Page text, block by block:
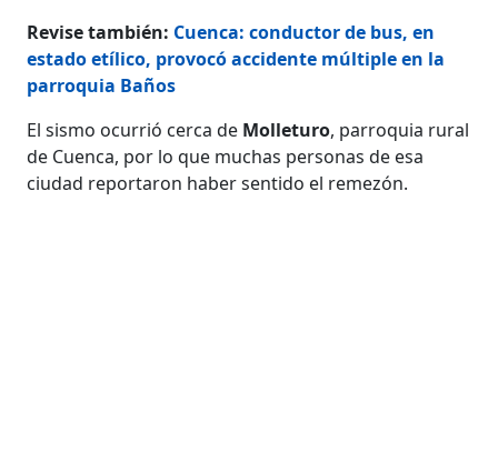
Revise también: Cuenca: conductor de bus, en
estado etílico, provocó accidente múltiple en la
parroquia Baños
El sismo ocurrió cerca de Molleturo, parroquia rural
de Cuenca, por lo que muchas personas de esa
ciudad reportaron haber sentido el remezón.